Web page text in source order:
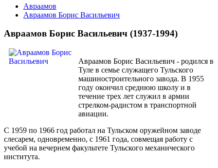
Авраамов
Авраамов Борис Васильевич
Авраамов Борис Васильевич (1937-1994)
Авраамов Борис Васильевич - родился в
Туле в семье служащего Тульского
машиностроительного завода. В 1955
году окончил среднюю школу и в
течение трех лет служил в армии
стрелком-радистом в транспортной
авиации.
С 1959 по 1966 год работал на Тульском оружейном заводе
слесарем, одновременно, с 1961 года, совмещая работу с
учебой на вечернем факультете Тульского механического
института.